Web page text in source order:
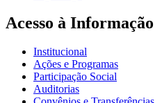
Acesso à Informação
Institucional
Ações e Programas
Participação Social
Auditorias